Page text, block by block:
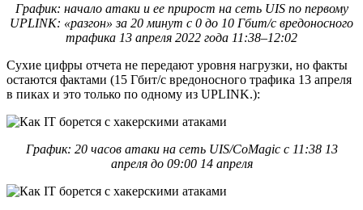
График: начало атаки и ее прирост на сеть UIS по первому
UPLINK: «разгон» за 20 минут с 0 до 10 Гбит/с вредоносного
трафика 13 апреля 2022 года 11:38–12:02
Сухие цифры отчета не передают уровня нагрузки, но факты
остаются фактами (15 Гбит/с вредоносного трафика 13 апреля
в пиках и это только по одному из UPLINK.):
График: 20 часов атаки на сеть UIS/CoMagic с 11:38 13
апреля до 09:00 14 апреля